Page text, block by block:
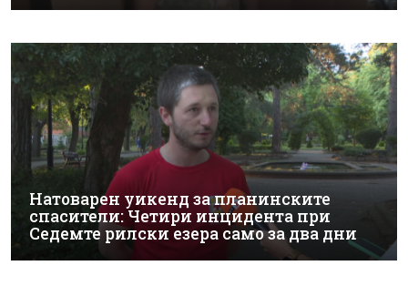
Натоварен уикенд за планинските
спасители: Четири инцидента при
Седемте рилски езера само за два дни